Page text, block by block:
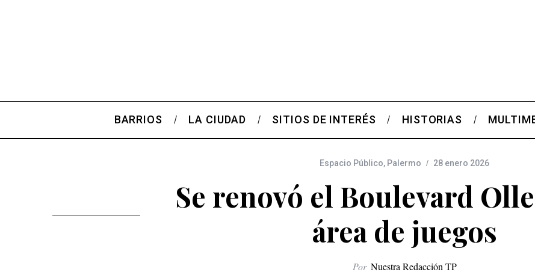
BARRIOS LA CIUDAD SITIOS DE INTERÉS HISTORIAS
Espacio Público, Palermo 28 enero 2026
Se renovó el Boulevard
área de juegos
Por Nuestra Redacción TP